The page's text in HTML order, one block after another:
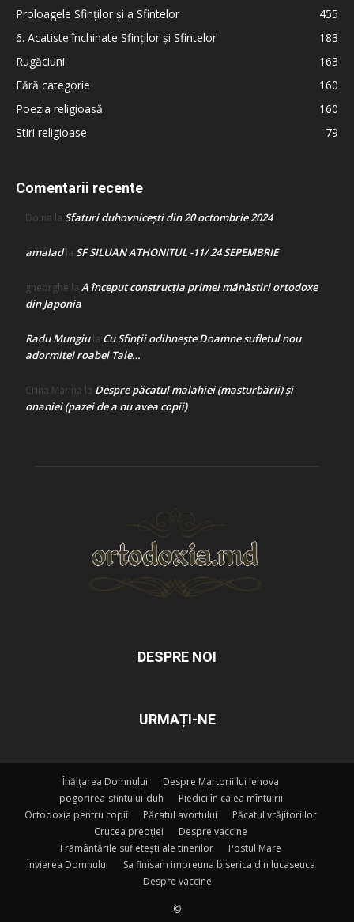
Proloagele Sfinților și a Sfintelor
455
6. Acatiste închinate Sfinților și Sfintelor
183
Rugăciuni
163
Fără categorie
160
Poezia religioasă
160
Stiri religioase
79
Comentarii recente
Doina la Sfaturi duhovnicești din 20 octombrie 2024
amaladla SF SILUAN ATHONITUL -11/ 24 SEPEMBRIE
gheorghe la A început construcţia primei mănăstiri ortodoxe
din Japonia
Radu Mungiula Cu Sfinții odihnește Doamne sufletul nou
adormitei roabei Tale…
Crina Marina la Despre păcatul malahiei (masturbării) şi
onaniei (pazei de a nu avea copii)
DESPRE NOI
URMAȚI-NE
Înălțarea Domnului
Despre Martorii lui Iehova
pogorirea-sfintului-duh
Piedici în calea mîntuirii
Ortodoxia pentru copii
Păcatul avortului
Păcatul vrăjitoriilor
Crucea preoției
Despre vaccine
Frământările sufletești ale tinerilor
Postul Mare
Învierea Domnului
Sa finisam impreuna biserica din lucaseuca
Despre vaccine
©